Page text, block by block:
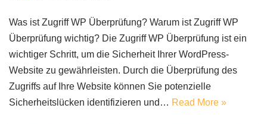
Was ist Zugriff WP Überprüfung? Warum ist Zugriff WP
Überprüfung wichtig? Die Zugriff WP Überprüfung ist ein
wichtiger Schritt, um die Sicherheit Ihrer WordPress-
Website zu gewährleisten. Durch die Überprüfung des
Zugriffs auf Ihre Website können Sie potenzielle
Sicherheitslücken identifizieren und… Read More »